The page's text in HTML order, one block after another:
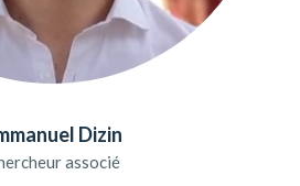
Dizin
associé